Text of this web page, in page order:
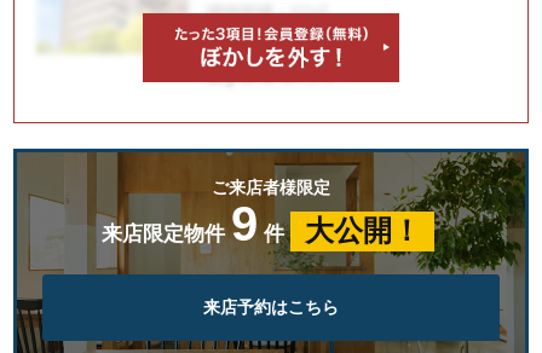
ご来店者様限定
来店限定物件 9 件 大公開！
来店予約はこちら